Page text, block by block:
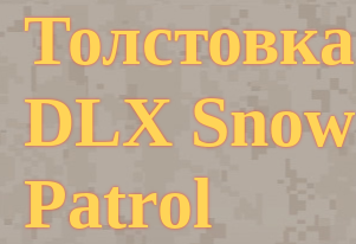
Толстовка
DLX Snow
Patrol